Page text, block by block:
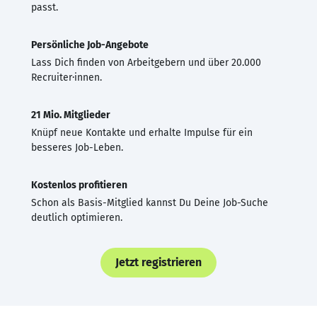
passt.
Persönliche Job-Angebote
Lass Dich finden von Arbeitgebern und über 20.000
Recruiter·innen.
21 Mio. Mitglieder
Knüpf neue Kontakte und erhalte Impulse für ein
besseres Job-Leben.
Kostenlos profitieren
Schon als Basis-Mitglied kannst Du Deine Job-Suche
deutlich optimieren.
Jetzt registrieren